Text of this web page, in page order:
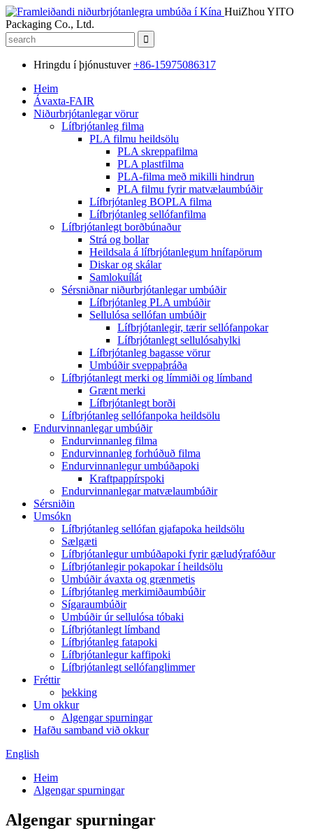
HuiZhou YITO
Packaging Co., Ltd.
Hringdu í þjónustuver +86-15975086317
Heim
Ávaxta-FAIR
Niðurbrjótanlegar vörur
Lífbrjótanleg filma
PLA filmu heildsölu
PLA skreppafilma
PLA plastfilma
PLA-filma með mikilli hindrun
PLA filmu fyrir matvælaumbúðir
Lífbrjótanleg BOPLA filma
Lífbrjótanleg sellófanfilma
Lífbrjótanlegt borðbúnaður
Strá og bollar
Heildsala á lífbrjótanlegum hnífapörum
Diskar og skálar
Samlokuílát
Sérsniðnar niðurbrjótanlegar umbúðir
Lífbrjótanleg PLA umbúðir
Sellulósa sellófan umbúðir
Lífbrjótanlegir, tærir sellófanpokar
Lífbrjótanlegt sellulósahylki
Lífbrjótanleg bagasse vörur
Umbúðir sveppaþráða
Lífbrjótanlegt merki og límmiði og límband
Grænt merki
Lífbrjótanlegt borði
Lífbrjótanleg sellófanpoka heildsölu
Endurvinnanlegar umbúðir
Endurvinnanleg filma
Endurvinnanleg forhúðuð filma
Endurvinnanlegur umbúðapoki
Kraftpappírspoki
Endurvinnanlegar matvælaumbúðir
Sérsniðin
Umsókn
Lífbrjótanleg sellófan gjafapoka heildsölu
Sælgæti
Lífbrjótanlegur umbúðapoki fyrir gæludýrafóður
Lífbrjótanlegir pokapokar í heildsölu
Umbúðir ávaxta og grænmetis
Lífbrjótanleg merkimiðaumbúðir
Sígaraumbúðir
Umbúðir úr sellulósa tóbaki
Lífbrjótanlegt límband
Lífbrjótanleg fatapoki
Lífbrjótanlegur kaffipoki
Lífbrjótanlegt sellófanglimmer
Fréttir
þekking
Um okkur
Algengar spurningar
Hafðu samband við okkur
English
Heim
Algengar spurningar
Algengar spurningar